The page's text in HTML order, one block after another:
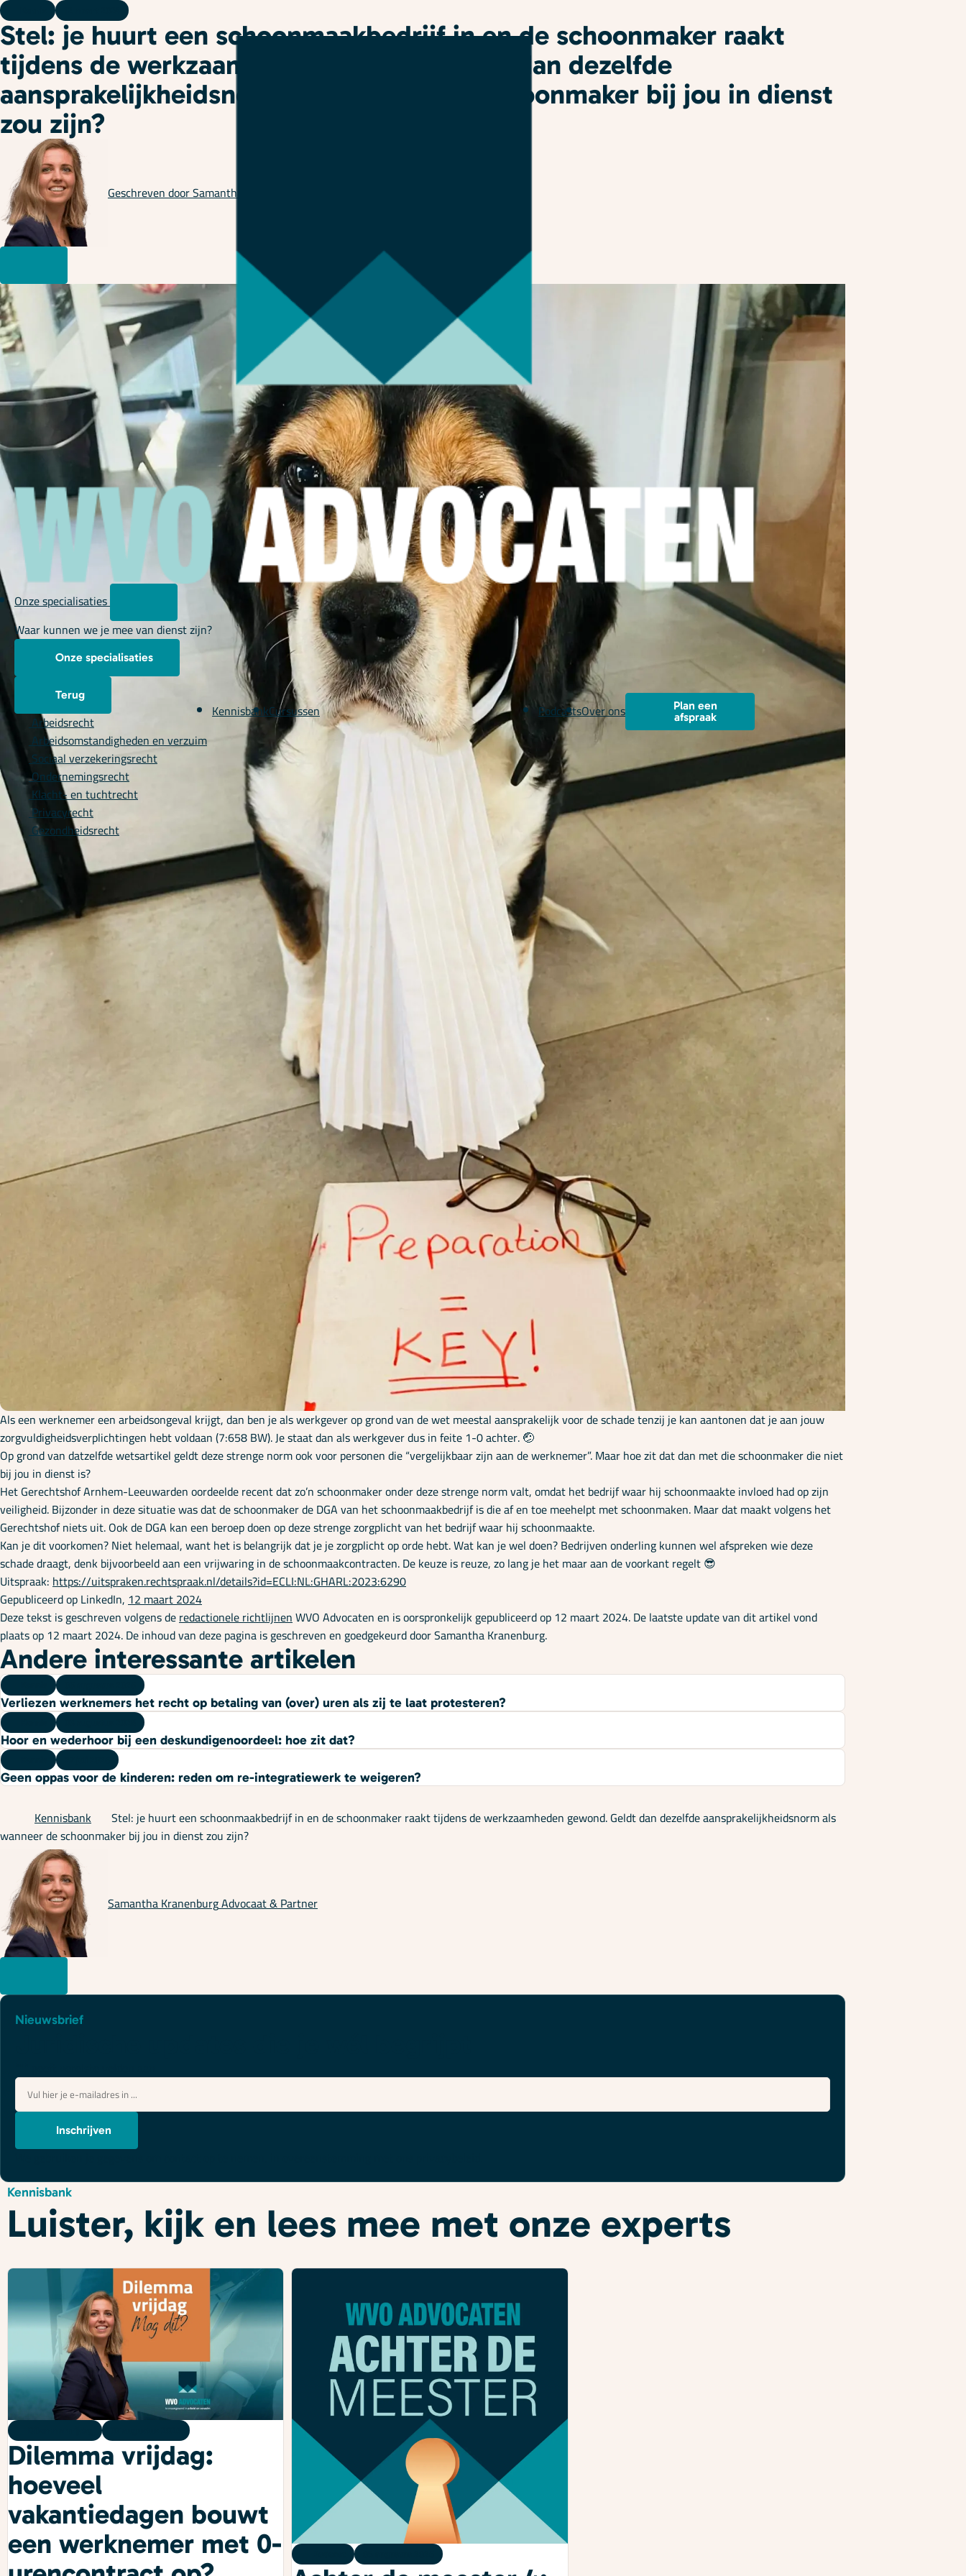
Onze specialisaties
Waar kunnen we je mee van dienst zijn?
Onze specialisaties
Terug
Arbeidsrecht
Arbeidsomstandigheden en verzuim
Sociaal verzekeringsrecht
Ondernemingsrecht
Klacht- en tuchtrecht
Privacyrecht
Gezondheidsrecht
KennisbankCursussen PodcastsOver ons
Plan een
afspraak
Stel: je huurt een schoonmaakbedrijf in en de schoonmaker raakt
tijdens de werkzaamheden gewond. Geldt dan dezelfde
aansprakelijkheidsnorm als wanneer de schoonmaker bij jou in dienst
zou zijn?
Geschreven doorSamantha Kranenburg
Als een werknemer een arbeidsongeval krijgt, dan ben je als werkgever op grond van de wet meestal aansprakelijk voor de schade tenzij je kan aantonen dat je aan jouw
zorgvuldigheidsverplichtingen hebt voldaan (7:658 BW). Je staat dan als werkgever dus in feite 1-0 achter. 🤕
Op grond van datzelfde wetsartikel geldt deze strenge norm ook voor personen die “vergelijkbaar zijn aan de werknemer”. Maar hoe zit dat dan met die schoonmaker die niet
bij jou in dienst is?
Het Gerechtshof Arnhem-Leeuwarden oordeelde recent dat zo’n schoonmaker onder deze strenge norm valt, omdat het bedrijf waar hij schoonmaakte invloed had op zijn
veiligheid. Bijzonder in deze situatie was dat de schoonmaker de DGA van het schoonmaakbedrijf is die af en toe meehelpt met schoonmaken. Maar dat maakt volgens het
Gerechtshof niets uit. Ook de DGA kan een beroep doen op deze strenge zorgplicht van het bedrijf waar hij schoonmaakte.
Kan je dit voorkomen? Niet helemaal, want het is belangrijk dat je je zorgplicht op orde hebt. Wat kan je wel doen? Bedrijven onderling kunnen wel afspreken wie deze
schade draagt, denk bijvoorbeeld aan een vrijwaring in de schoonmaakcontracten. De keuze is reuze, zo lang je het maar aan de voorkant regelt 😎
Uitspraak:https://uitspraken.rechtspraak.nl/details?id=ECLI:NL:GHARL:2023:6290
Gepubliceerd op LinkedIn,12 maart 2024
Deze tekst is geschreven volgens deredactionele richtlijnenWVO Advocaten en is oorspronkelijk gepubliceerd op 12 maart 2024. De laatste update van dit artikel vond
plaats op 12 maart 2024. De inhoud van deze pagina is geschreven en goedgekeurd door Samantha Kranenburg.
Andere interessante artikelen
Verliezen werknemers het recht op betaling van (over) uren als zij te laat protesteren?
Hoor en wederhoor bij een deskundigenoordeel: hoe zit dat?
Geen oppas voor de kinderen: reden om re-integratiewerk te weigeren?
Kennisbank
Stel: je huurt een schoonmaakbedrijf in en de schoonmaker raakt tijdens de werkzaamheden gewond. Geldt dan dezelfde aansprakelijkheidsnorm als
wanneer de schoonmaker bij jou in dienst zou zijn?
Samantha KranenburgAdvocaat & Partner
Nieuwsbrief
E-
mailadres*
Inschrijven
Kennisbank
Luister, kijk en lees mee met onze experts
Dilemma vrijdag:
hoeveel
vakantiedagen bouwt
een werknemer met 0-